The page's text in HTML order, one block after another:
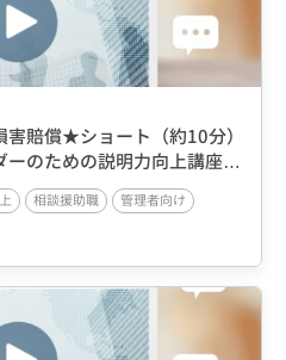
賠償★ショート（約10分）
のための説明力向上講座
説明のポイント
相談援助職
管理者向け